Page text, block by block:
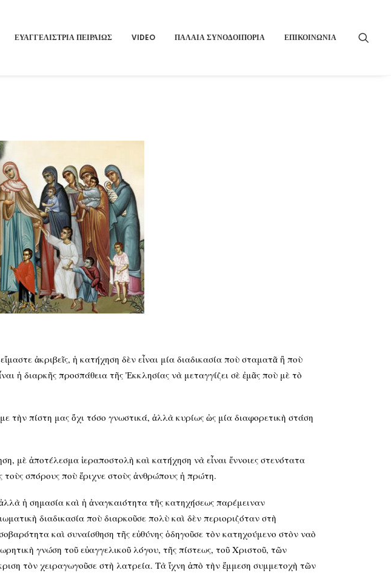
ΕΥΑΓΓΕΛΙΣΤΡΙΑ ΠΕΙΡΑΙΏΣ VIDEO ΠΑΛΑΙΑ ΣΥΝΟΔΟΙΠΟΡΙΑ ΕΠΙΚΟΙΝΩΝΙΑ
ἀκριβεῖς, ἡ κατήχηση δὲν εἶναι μία διαδικασία ποὺ σταματᾶ ἢ ποὺ
ἡ διαρκῆς προσπάθεια τῆς Ἐκκλησίας νὰ μεταγγίζει σὲ ἐμᾶς ποὺ μὲ τὸ
τὴν πίστη μας ὄχι τόσο γνωστικά, ἀλλὰ κυρίως ὡς μία διαφορετικὴ στάση
μὲ ἀποτέλεσμα ἱεραποστολὴ καὶ κατήχηση νὰ εἶναι ἔννοιες στενότατα
τοὺς σπόρους ποὺ ἔριχνε στοὺς ἀνθρώπους ἡ πρώτη.
ἡ σημασία καὶ ἡ ἀναγκαιότητα τῆς κατηχήσεως παρέμειναν
διαδικασία ποὺ διαρκοῦσε πολὺ καὶ δὲν περιοριζόταν στὴ
καὶ συναίσθηση τῆς εὐθύνης ὁδηγοῦσε τὸν κατηχούμενο στὸν ναὸ
γνώση τοῦ εὐαγγελικοῦ λόγου, τῆς πίστεως, τοῦ Χριστοῦ, τῶν
τὸν χειραγωγοῦσε στὴ λατρεία. Τὰ ἴχνη ἀπὸ τὴν ἔμμεση συμμετοχὴ τῶν